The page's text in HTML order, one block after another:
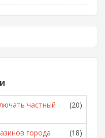
частный
(20)
города
(18)